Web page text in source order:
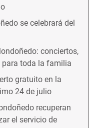
se celebrará del
conciertos,
para toda la familia
gratuito en la
24 de julio
recuperan
el servicio de